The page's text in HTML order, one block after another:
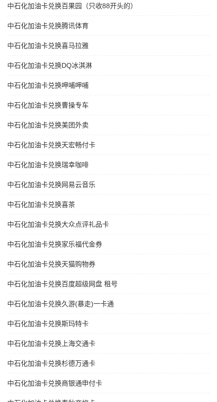
中石化加油卡兑换百果园（只收88开头的）
中石化加油卡兑换腾讯体育
中石化加油卡兑换喜马拉雅
中石化加油卡兑换DQ冰淇淋
中石化加油卡兑换呷哺呷哺
中石化加油卡兑换曹操专车
中石化加油卡兑换美团外卖
中石化加油卡兑换天宏畅付卡
中石化加油卡兑换瑞幸咖啡
中石化加油卡兑换网易云音乐
中石化加油卡兑换喜茶
中石化加油卡兑换大众点评礼品卡
中石化加油卡兑换家乐福代金券
中石化加油卡兑换天猫购物券
中石化加油卡兑换百度超级网盘 租号
中石化加油卡兑换久游(暴走)一卡通
中石化加油卡兑换斯玛特卡
中石化加油卡兑换上海交通卡
中石化加油卡兑换杉德万通卡
中石化加油卡兑换商银通申付卡